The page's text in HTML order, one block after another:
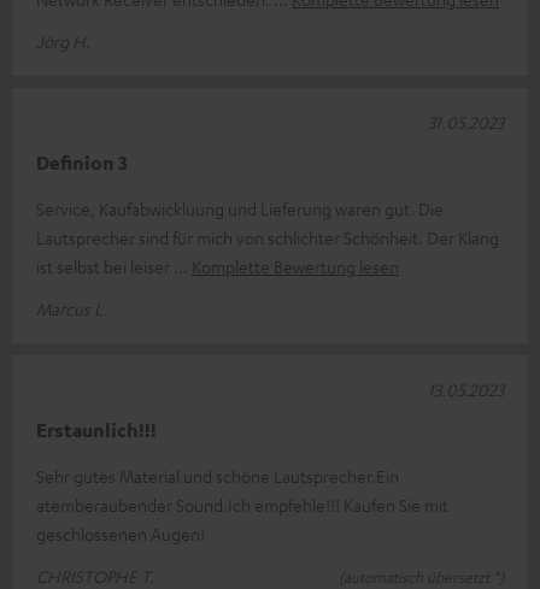
Jörg H.
Definion 3
Service, Kaufabwickluung und Lieferung waren gut. Die
Lautsprecher sind für mich von schlichter Schönheit. Der Klang
ist selbst bei leiser
Komplette Bewertung lesen
Marcus L.
31.05.2023
Erstaunlich!!!
Sehr gutes Material und schöne Lautsprecher.Ein
atemberaubender Sound.Ich empfehle!!! Kaufen Sie mit
geschlossenen Augen!
CHRISTOPHE T.
(automatisch übersetzt *)
13.05.2023